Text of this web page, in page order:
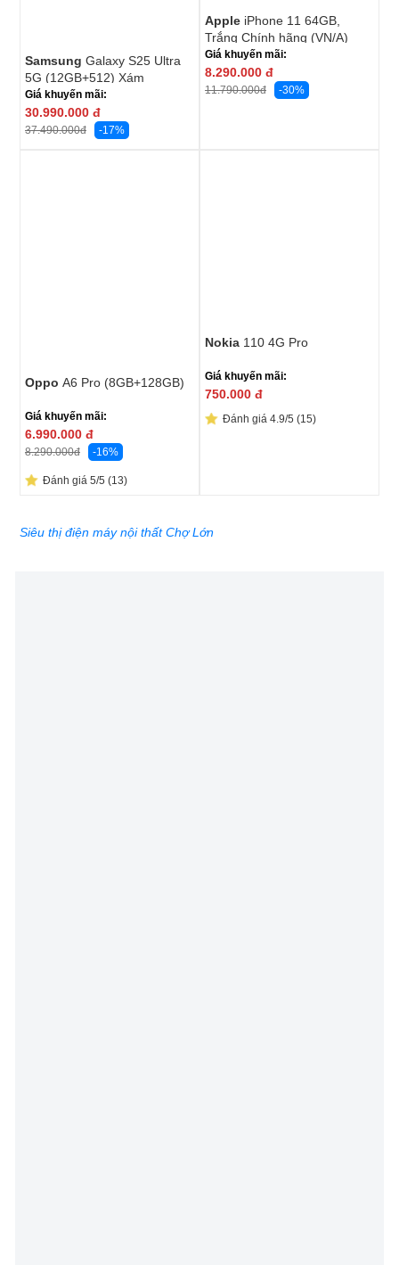
Samsung Galaxy S25 Ultra
5G (12GB+512) Xám
Giá khuyến mãi:
30.990.000 đ
37.490.000đ -17%
Apple iPhone 11 64GB,
Trắng Chính hãng (VN/A)
Giá khuyến mãi:
8.290.000 đ
11.790.000đ -30%
Oppo A6 Pro (8GB+128GB)
Giá khuyến mãi:
6.990.000 đ
8.290.000đ -16%
Đánh giá 5/5 (13)
Nokia 110 4G Pro
Giá khuyến mãi:
750.000 đ
Đánh giá 4.9/5 (15)
Siêu thị điện máy nội thất Chợ Lớn